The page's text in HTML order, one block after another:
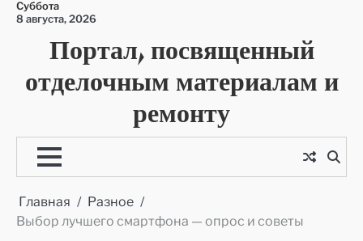
Перейти
содержимому
Суббота
8 августа, 2026
Портал, посвященный
отделочным материалам и
ремонту
Главная
Разное
Выбор лучшего смартфона — опрос и советы